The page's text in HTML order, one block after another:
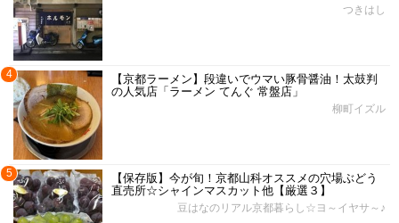
つきはし
4
【京都ラーメン】段違いでウマい豚骨醤油！太鼓判
の人気店「ラーメン てんぐ 常盤店」
柳町イズル
5
【保存版】今が旬！京都山科オススメの穴場ぶどう
直売所☆シャインマスカット他【厳選３】
豆はなのリアル京都暮らし☆ヨ～イヤサ～♪